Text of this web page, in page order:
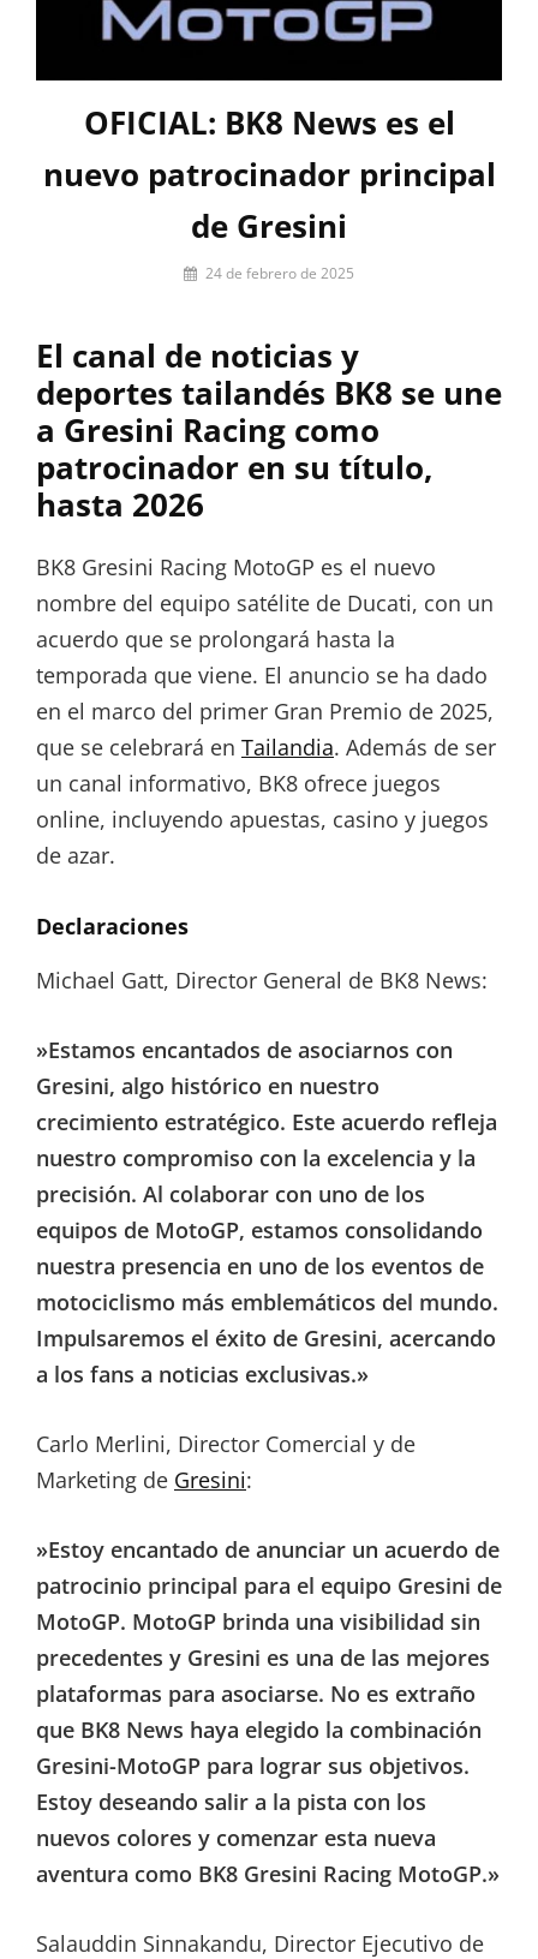
OFICIAL: BK8 News es el
nuevo patrocinador principal
de Gresini
Por
Paquet
24 de febrero de 2025
El canal de noticias y
deportes tailandés BK8 se une
a Gresini Racing como
patrocinador en su título,
hasta 2026
BK8 Gresini Racing MotoGP es el nuevo
nombre del equipo satélite de Ducati, con un
acuerdo que se prolongará hasta la
temporada que viene. El anuncio se ha dado
en el marco del primer Gran Premio de 2025,
que se celebrará en Tailandia. Además de ser
un canal informativo, BK8 ofrece juegos
online, incluyendo apuestas, casino y juegos
de azar.
Declaraciones
Michael Gatt, Director General de BK8 News:
»Estamos encantados de asociarnos con
Gresini, algo histórico en nuestro
crecimiento estratégico. Este acuerdo refleja
nuestro compromiso con la excelencia y la
precisión. Al colaborar con uno de los
equipos de MotoGP, estamos consolidando
nuestra presencia en uno de los eventos de
motociclismo más emblemáticos del mundo.
Impulsaremos el éxito de Gresini, acercando
a los fans a noticias exclusivas.»
Carlo Merlini, Director Comercial y de
Marketing de Gresini:
»Estoy encantado de anunciar un acuerdo de
patrocinio principal para el equipo Gresini de
MotoGP. MotoGP brinda una visibilidad sin
precedentes y Gresini es una de las mejores
plataformas para asociarse. No es extraño
que BK8 News haya elegido la combinación
Gresini-MotoGP para lograr sus objetivos.
Estoy deseando salir a la pista con los
nuevos colores y comenzar esta nueva
aventura como BK8 Gresini Racing MotoGP.»
Salauddin Sinnakandu, Director Ejecutivo de